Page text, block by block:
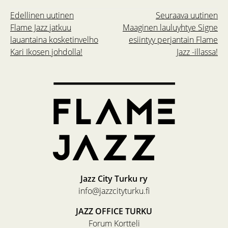
Seuraava uutinen
Maaginen lauluyhtye Signe
esiintyy perjantain Flame
Jazz -illassa!
Edellinen uutinen
Flame Jazz jatkuu
lauantaina kosketinvelho
Kari Ikosen johdolla!
Jazz City Turku ry
info@jazzcityturku.fi
JAZZ OFFICE TURKU
Forum Kortteli